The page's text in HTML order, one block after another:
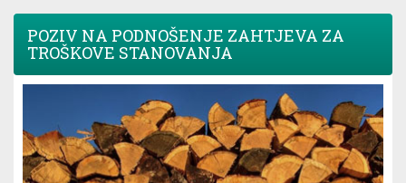
POZIV NA PODNOŠENJE ZAHTJEVA ZA
TROŠKOVE STANOVANJA